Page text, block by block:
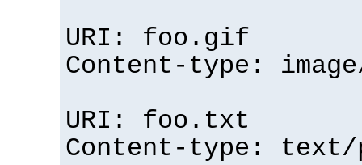
URI: foo.gif
Content-type:
URI: foo.txt
Content-type: